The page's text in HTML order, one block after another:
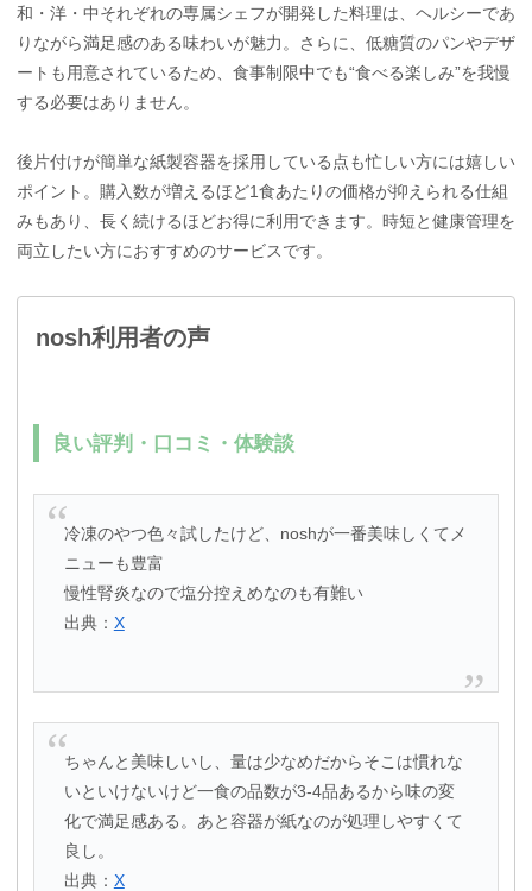
和・洋・中それぞれの専属シェフが開発した料理は、ヘルシーであ
りながら満足感のある味わいが魅力。さらに、低糖質のパンやデザ
ートも用意されているため、食事制限中でも“食べる楽しみ”を我慢
する必要はありません。
後片付けが簡単な紙製容器を採用している点も忙しい方には嬉しい
ポイント。購入数が増えるほど1食あたりの価格が抑えられる仕組
みもあり、長く続けるほどお得に利用できます。時短と健康管理を
両立したい方におすすめのサービスです。
nosh利用者の声
良い評判・口コミ・体験談
冷凍のやつ色々試したけど、noshが一番美味しくてメ
ニューも豊富
慢性腎炎なので塩分控えめなのも有難い
出典： X
ちゃんと美味しいし、量は少なめだからそこは慣れな
いといけないけど一食の品数が3-4品あるから味の変
化で満足感ある。あと容器が紙なのが処理しやすくて
良し。
出典： X